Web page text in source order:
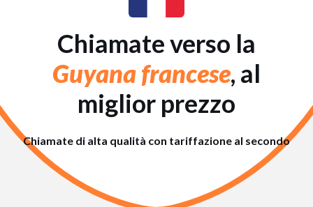
Chiamate verso la
Guyana francese, al
miglior prezzo
Chiamate di alta qualità con tariffazione al secondo